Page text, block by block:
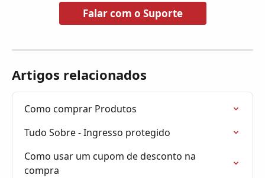
Falar com o Suporte
Artigos relacionados
Como comprar Produtos
Tudo Sobre - Ingresso protegido
Como usar um cupom de desconto na
compra